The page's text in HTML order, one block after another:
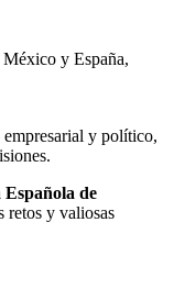
y España,
y político,
de
retos y valiosas